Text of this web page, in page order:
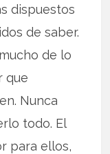
dispuestos
de saber.
de lo
que
Nunca
todo. El
para ellos,